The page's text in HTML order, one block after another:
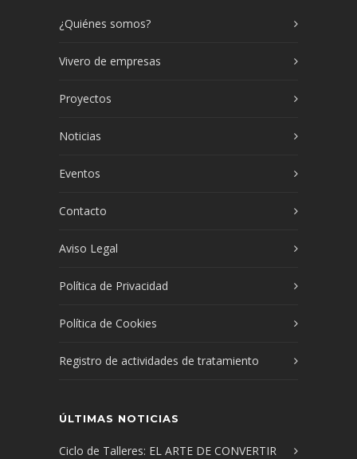
¿Quiénes somos?
Vivero de empresas
Proyectos
Noticias
Eventos
Contacto
Aviso Legal
Política de Privacidad
Política de Cookies
Registro de actividades de tratamiento
ÚLTIMAS NOTICIAS
Ciclo de Talleres: EL ARTE DE CONVERTIR